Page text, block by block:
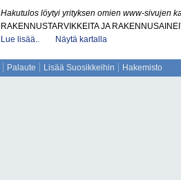
Hakutulos löytyi yrityksen omien www-sivujen
RAKENNUSTARVIKKEITA JA
Lue lisää..
Näytä kartalla
Palaute Lisää Suosikkeihin Hakemisto